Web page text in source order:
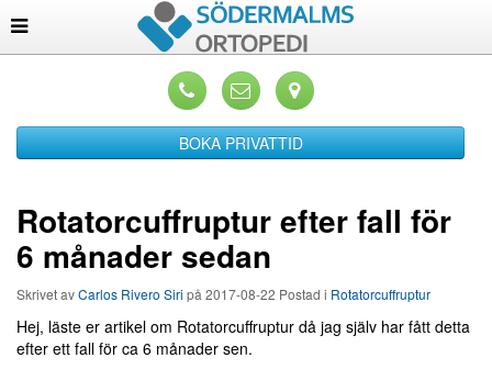
BOKA PRIVATTID
Rotatorcuffruptur efter fall för
6 månader sedan
Skrivet avCarlos Rivero Siri på 2017-08-22 Postad i Rotatorcuffruptur
Hej, läste er artikel om Rotatorcuffruptur då jag själv har fått detta
efter ett fall för ca 6 månader sen.